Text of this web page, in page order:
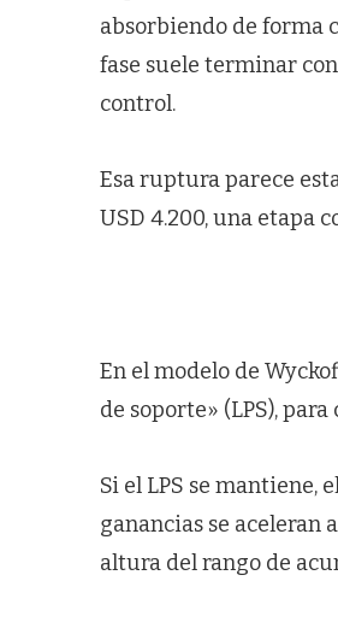
absorbiendo de forma
fase suele terminar
control.
Esa ruptura parece
USD 4.200, una etapa
En el modelo de
de soporte» (LPS),
Si el LPS se mantiene,
ganancias se aceleran
altura del rango de